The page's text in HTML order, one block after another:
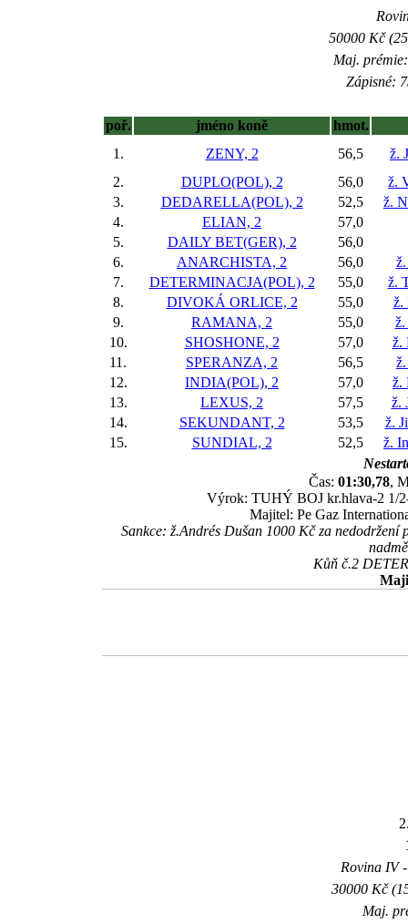
50000 Kč
Maj.
Zápisné:
poř. jméno koně
hmot.
1.
ZENY, 2 56,5
ž.
2.
DUPLO(POL), 2 56,0
ž.
3.
DEDARELLA(POL), 2 52,5
ž.
4.
ELIAN, 2
57,0
5.
DAILY BET(GER), 2
56,0
6.
ANARCHISTA, 2 56,0
7.
DETERMINACJA(POL), 2 55,0
ž.
8.
DIVOKÁ ORLICE, 2 55,0
ž.
9.
RAMANA, 2 55,0
ž.
10.
SHOSHONE, 2 57,0
ž.
11.
SPERANZA, 2 56,5
12.
INDIA(POL), 2 57,0
ž.
13.
LEXUS, 2 57,5
ž.
14.
SEKUNDANT, 2 53,5
ž.
15.
SUNDIAL, 2 52,5
ž.
Čas: 01:30,78,
Výrok: TUHÝ BOJ kr.hlava-2 1/
Majitel: Pe Gaz
Sankce: ž.Andrés Dušan 1000 Kč za
Kůň č.2
Rovina IV
30000 Kč
Maj.